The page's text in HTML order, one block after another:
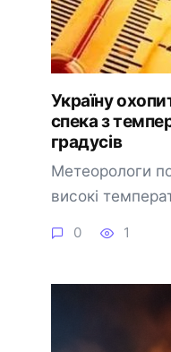
Україну
спека з
градусів
Метеорологи
високі
0 1